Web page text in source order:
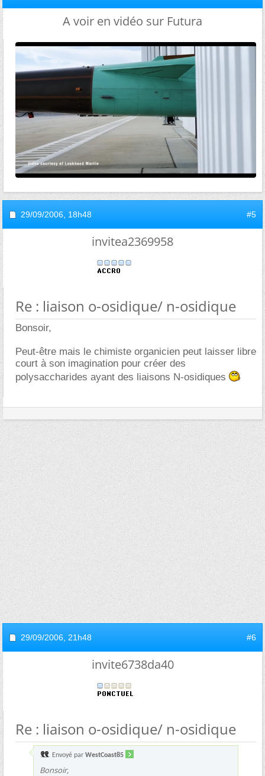
A voir en vidéo sur Futura
29/09/2006, 18h48 #5
invitea2369958
Re : liaison o-osidique/ n-osidique
Bonsoir,
Peut-être mais le chimiste organicien peut laisser libre
court à son imagination pour créer des
polysaccharides ayant des liaisons N-osidiques
29/09/2006, 21h48 #6
invite6738da40
Re : liaison o-osidique/ n-osidique
Envoyé par WestCoast85
Bonsoir,